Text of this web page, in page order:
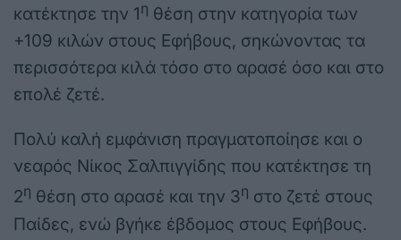
κατέκτησε την 1η θέση στην κατηγορία των
+109 κιλών στους Εφήβους, σηκώνοντας τα
περισσότερα κιλά τόσο στο αρασέ όσο και στο
επολέ ζετέ.
Πολύ καλή εμφάνιση πραγματοποίησε και ο
νεαρός Νίκος Σαλπιγγίδης που κατέκτησε τη
2η θέση στο αρασέ και την 3η στο ζετέ στους
Παίδες, ενώ βγήκε έβδομος στους Εφήβους.